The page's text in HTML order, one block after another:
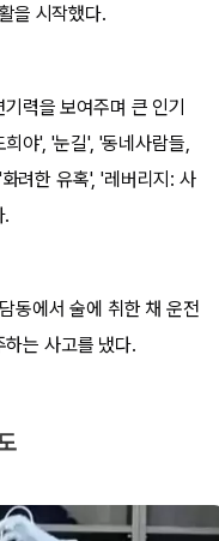
을 시작했다.
력을 보여주며 큰 인기
야', '눈길', '동네사람들,
려한 유혹', '레버리지: 사
.
동에서 술에 취한 채 운전
는 사고를 냈다.